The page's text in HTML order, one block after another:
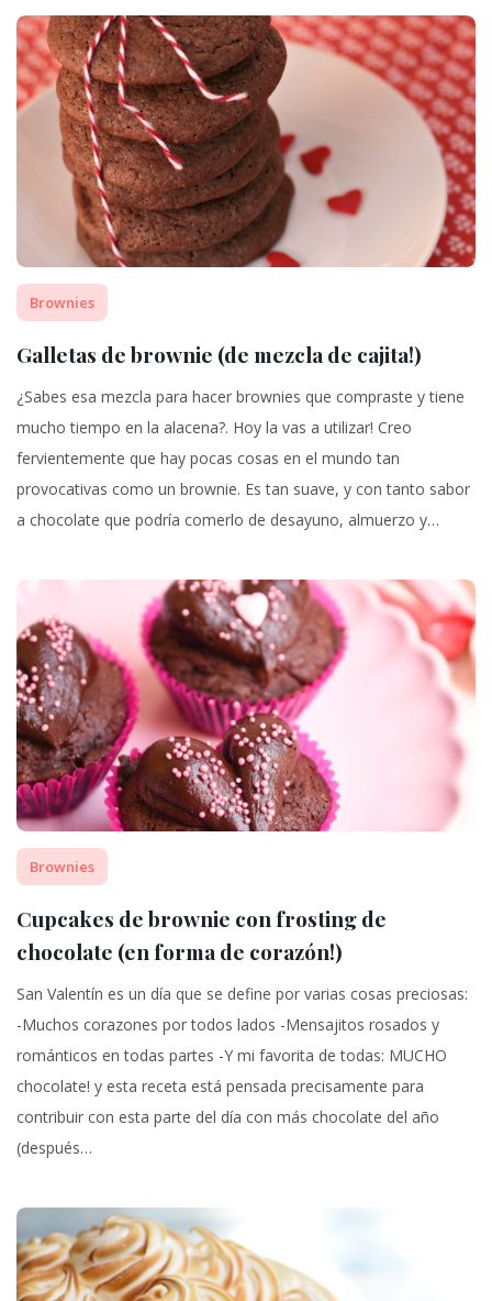
Brownies
Galletas de brownie (de mezcla de cajita!)
¿Sabes esa mezcla para hacer brownies que compraste y tiene
mucho tiempo en la alacena?. Hoy la vas a utilizar! Creo
fervientemente que hay pocas cosas en el mundo tan
provocativas como un brownie. Es tan suave, y con tanto sabor
a chocolate que podría comerlo de desayuno, almuerzo y…
Brownies
Cupcakes de brownie con frosting de
chocolate (en forma de corazón!)
San Valentín es un día que se define por varias cosas preciosas:
-Muchos corazones por todos lados -Mensajitos rosados y
románticos en todas partes -Y mi favorita de todas: MUCHO
chocolate! y esta receta está pensada precisamente para
contribuir con esta parte del día con más chocolate del año
(después…